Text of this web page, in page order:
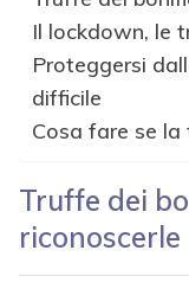
Il lockdown, le
Proteggersi
difficile
Cosa fare se
Truffe dei
riconoscerle